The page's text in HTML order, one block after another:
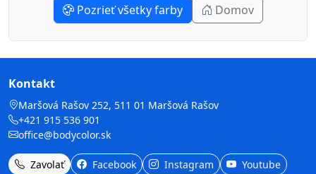
Pozrieť všetky farby Domov
Kontakt
Maršová Rašov 252, 511 01 Maršová Rašov
+421 915 536 901
office@bodycolor.sk
Zavolať Facebook Instagram Youtube